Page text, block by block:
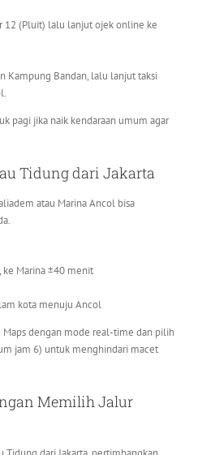
12 (Pluit) lalu lanjut ojek online ke
Kampung Bandan, lalu lanjut taksi
pagi jika naik kendaraan umum agar
Tidung dari Jakarta
atau Marina Ancol bisa
Marina ±40 menit
kota menuju Ancol
Maps dengan mode real-time dan pilih
jam 6) untuk menghindari macet
Memilih Jalur